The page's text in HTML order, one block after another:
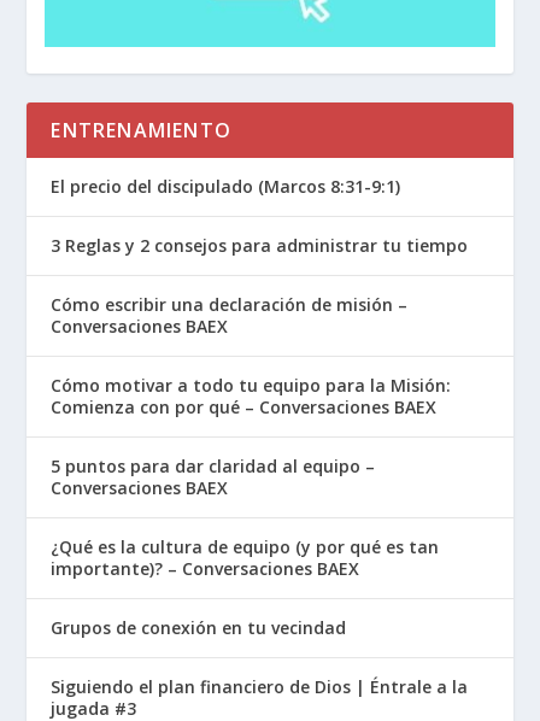
él para nuestra vida y nuestra eternidad. Esto es
lo que llamamos “confiar en Jesús” y lo
representamos por una flecha formando una
Piensa en las personas a las que estaba dirigido
originalmente el Shemá. Dios había llamado a
este pueblo – Israel – para ser su pueblo. Los
había rescatado de la esclavitud en Egipto y los
había llevado a las fronteras de la tierra
prometida. En Deuteronomio, esto es como el
discurso de un entrenador antes del partido.
Moisés los está preparando para el juego. Les
está recordando quiénes son. Él está repasando
todo lo que les ha enseñado, para que puedan ir
a la tierra prometida y tener éxito.
Pero para tener este tipo de relación con Israel,
Dios tuvo que establecer una manera de lidiar
con su pecado, porque el pecado siempre crea
una barrera ante un Dios Santo. Entonces,
inmediatamente después de que el pueblo
ENTRENAMIENTO
El precio del discipulado (Marcos 8:31-9:1)
3 Reglas y 2 consejos para administrar tu tiempo
Cómo escribir una declaración de misión –
Conversaciones BAEX
Cómo motivar a todo tu equipo para la Misión:
Comienza con por qué – Conversaciones BAEX
5 puntos para dar claridad al equipo –
Conversaciones BAEX
¿Qué es la cultura de equipo (y por qué es tan
importante)? – Conversaciones BAEX
Grupos de conexión en tu vecindad
Siguiendo el plan financiero de Dios | Éntrale a la
jugada #3